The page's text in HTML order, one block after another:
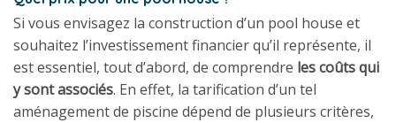
Si vous envisagez la construction d’un pool house et
souhaitez l’investissement financier qu’il représente, il
est essentiel, tout d’abord, de comprendre les coûts qui
y sont associés. En effet, la tarification d’un tel
aménagement de piscine dépend de plusieurs critères,